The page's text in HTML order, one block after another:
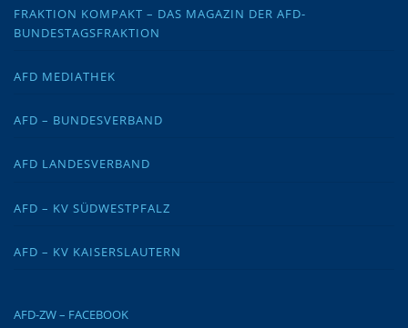
FRAKTION KOMPAKT – DAS MAGAZIN DER AFD-
BUNDESTAGSFRAKTION
AFD MEDIATHEK
AFD – BUNDESVERBAND
AFD LANDESVERBAND
AFD – KV SÜDWESTPFALZ
AFD – KV KAISERSLAUTERN
AFD-ZW – FACEBOOK